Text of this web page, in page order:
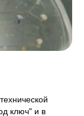
ключ" и в